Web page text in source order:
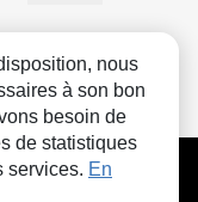
Cookies
nous
à son bon
besoin de
de statistiques
services. En